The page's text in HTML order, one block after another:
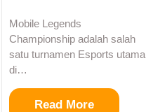
Mobile Legends
Championship adalah salah
satu turnamen Esports utama
di…
Read More